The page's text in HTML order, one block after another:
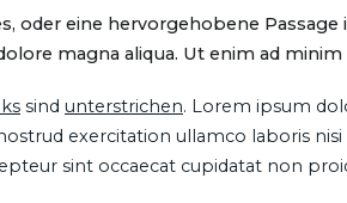
oder eine hervorgehobene
magna aliqua. Ut enim ad
sind unterstrichen. Lorem ipsum
exercitation ullamco laboris
sint occaecat cupidatat non